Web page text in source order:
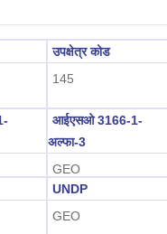
उपक्षेत्र कोड
145
आईएसओ 3166-1-
अल्फा-3
GEO
UNDP
GEO